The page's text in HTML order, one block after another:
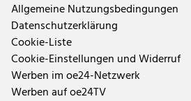
Allgemeine Nutzungsbedingungen
Datenschutzerklärung
Cookie-Liste
Cookie-Einstellungen und Widerruf
Werben im oe24-Netzwerk
Werben auf oe24TV